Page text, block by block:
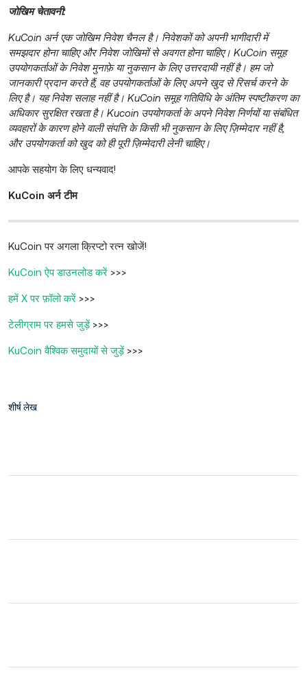
जोखिम चेतावनी:
KuCoin अर्न एक जोखिम निवेश चैनल है। निवेशकों को अपनी भागीदारी में
समझदार होना चाहिए और निवेश जोखिमों से अवगत होना चाहिए। KuCoin समूह
उपयोगकर्ताओं के निवेश मुनाफ़े या नुकसान के लिए उत्तरदायी नहीं है। हम जो
जानकारी प्रदान करते हैं, वह उपयोगकर्ताओं के लिए अपने खुद से रिसर्च करने के
लिए है। यह निवेश सलाह नहीं है। KuCoin समूह गतिविधि के अंतिम स्पष्टीकरण का
अधिकार सुरक्षित रखता है। Kucoin उपयोगकर्ता के अपने निवेश निर्णयों या संबंधित
व्यवहारों के कारण होने वाली संपत्ति के किसी भी नुकसान के लिए ज़िम्मेदार नहीं है,
और उपयोगकर्ता को खुद को ही पूरी ज़िम्मेदारी लेनी चाहिए।
आपके सहयोग के लिए धन्यवाद!
KuCoin अर्न टीम
KuCoin पर अगला क्रिप्टो रत्न खोजें!
KuCoin ऐप डाउनलोड करें >>>
हमें X पर फ़ॉलो करें >>>
टेलीग्राम पर हमसे जुड़ें>>>
KuCoin वैश्विक समुदायों से जुड़ें>>>
शीर्ष लेख